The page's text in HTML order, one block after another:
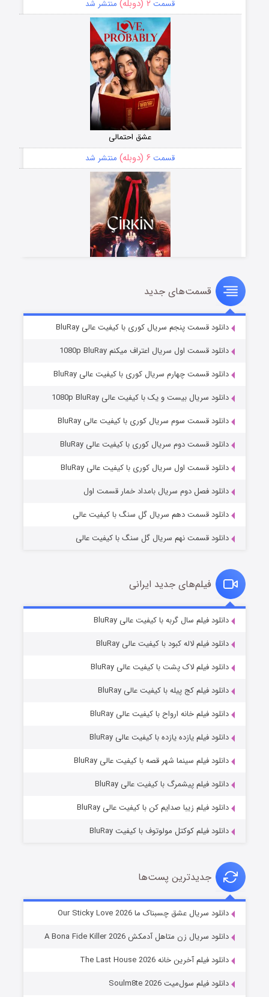
قسمت ۲ (دوبله) منتشر شد
عشق احتمالی
قسمت ۶ (دوبله) منتشر شد
سریال زشت
قسمت۵ (زیرنویس) منتشر شد
وستی ها
قسمت۱ (زیرنویس) منتشر شد
قسمت۶ (زیرنویس) منتشر شد
شوهر
قسمت‌های جدید
دانلود قسمت پنجم سریال کوری با کیفیت عالی BluRay
دانلود قسمت اول سریال اعتراف میکنم 1080p BluRay
دانلود قسمت چهارم سریال کوری با کیفیت عالی BluRay
دانلود سریال بیست و یک با کیفیت عالی 1080p BluRay
دانلود قسمت سوم سریال کوری با کیفیت عالی BluRay
دانلود قسمت دوم سریال کوری با کیفیت عالی BluRay
دانلود قسمت اول سریال کوری با کیفیت عالی BluRay
دانلود فصل دوم سریال بامداد خمار قسمت اول
دانلود قسمت دهم سریال گل سنگ با کیفیت عالی
دانلود قسمت نهم سریال گل سنگ با کیفیت عالی
فیلم‌های جدید ایرانی
دانلود فیلم سال گربه با کیفیت عالی BluRay
دانلود فیلم لاله کبود با کیفیت عالی BluRay
دانلود فیلم لاک پشت با کیفیت عالی BluRay
دانلود فیلم کج‌ پیله با کیفیت عالی BluRay
دانلود فیلم خانه ارواح با کیفیت عالی BluRay
دانلود فیلم یازده یازده با کیفیت عالی BluRay
دانلود فیلم سینما شهر قصه با کیفیت عالی BluRay
دانلود فیلم پیشمرگ با کیفیت عالی BluRay
دانلود فیلم زیبا صدایم کن با کیفیت عالی BluRay
دانلود فیلم کوکتل مولوتوف با کیفیت BluRay
جدیدترین پست‌ها
دانلود سریال عشق چسبناک ما Our Sticky Love 2026
دانلود سریال زن متاهل آدمکش A Bona Fide Killer 2026
دانلود فیلم آخرین خانه The Last House 2026
دانلود فیلم سول‌میت Soulm8te 2026